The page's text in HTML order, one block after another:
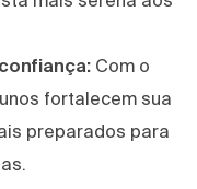
Com o
fortalecem sua
preparados para